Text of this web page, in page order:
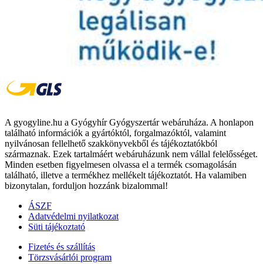
A gyogyline.hu a Gyógyhír Gyógyszertár webáruháza. A honlapon
található információk a gyártóktól, forgalmazóktól, valamint
nyilvánosan fellelhető szakkönyvekből és tájékoztatókból
származnak. Ezek tartalmáért webáruházunk nem vállal felelősséget.
Minden esetben figyelmesen olvassa el a termék csomagolásán
található, illetve a termékhez mellékelt tájékoztatót. Ha valamiben
bizonytalan, forduljon hozzánk bizalommal!
ÁSZF
Adatvédelmi nyilatkozat
Süti tájékoztató
Fizetés és szállítás
Törzsvásárlói program